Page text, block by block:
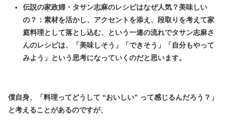
伝説の家政婦・タサン志麻のレシピはなぜ人気？美味しい
の？：素材を活かし、アクセントを添え、段取りを考えて家
庭料理として落とし込む、という一連の流れでタサン志麻さ
んのレシピは、「美味しそう」「できそう」「自分もやって
みよう」という思考になっていくのだと思います。
僕自身、「料理ってどうして “おいしい” って感じるんだろう？」
と考えることがあるのですが、